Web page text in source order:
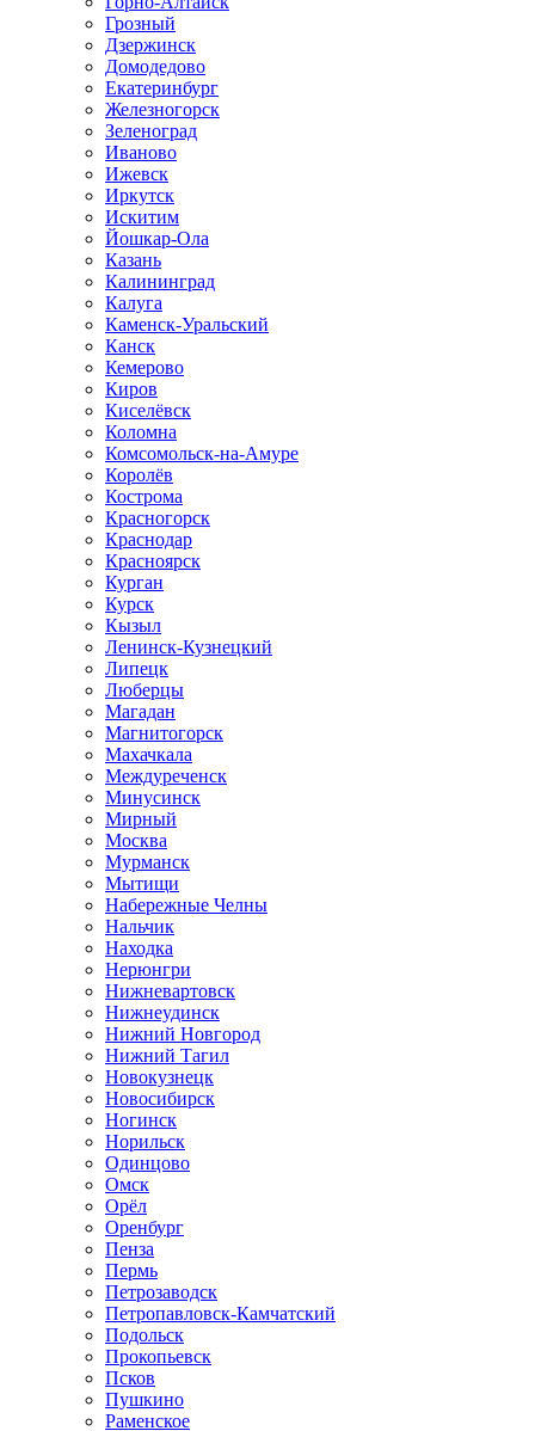
Грозный
Дзержинск
Домодедово
Екатеринбург
Железногорск
Зеленоград
Иваново
Ижевск
Иркутск
Искитим
Йошкар-Ола
Казань
Калининград
Калуга
Каменск-Уральский
Канск
Кемерово
Киров
Киселёвск
Коломна
Комсомольск-на-Амуре
Королёв
Кострома
Красногорск
Краснодар
Красноярск
Курган
Курск
Кызыл
Ленинск-Кузнецкий
Липецк
Люберцы
Магадан
Магнитогорск
Махачкала
Междуреченск
Минусинск
Мирный
Москва
Мурманск
Мытищи
Набережные Челны
Нальчик
Находка
Нерюнгри
Нижневартовск
Нижнеудинск
Нижний Новгород
Нижний Тагил
Новокузнецк
Новосибирск
Ногинск
Норильск
Одинцово
Омск
Орёл
Оренбург
Пенза
Пермь
Петрозаводск
Петропавловск-Камчатский
Подольск
Прокопьевск
Псков
Пушкино
Раменское